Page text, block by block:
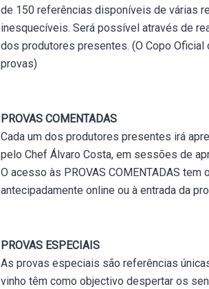
de 150 referências disponíveis de várias
inesquecíveis. Será possível através de
dos produtores presentes. (O Copo
provas)
PROVAS COMENTADAS
Cada um dos produtores presentes irá
pelo Chef Álvaro Costa, em sessões de
O acesso às PROVAS COMENTADAS
antecipadamente online ou à entrada da
PROVAS ESPECIAIS
As provas especiais são referências
vinho têm como objectivo despertar os